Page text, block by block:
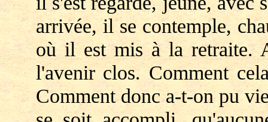
arrivée, il se contemple,
où il est mis à la retraite.
l'avenir clos. Comment
Comment donc a-t-on pu